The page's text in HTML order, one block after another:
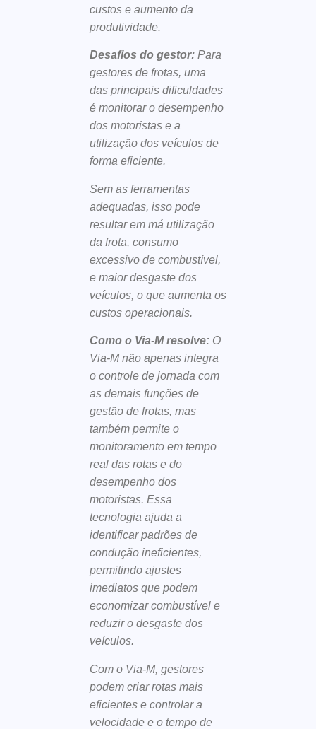
custos e aumento da
produtividade.
Desafios do gestor: Para
gestores de frotas, uma
das principais dificuldades
é monitorar o desempenho
dos motoristas e a
utilização dos veículos de
forma eficiente.
Sem as ferramentas
adequadas, isso pode
resultar em má utilização
da frota, consumo
excessivo de combustível,
e maior desgaste dos
veículos, o que aumenta os
custos operacionais.
Como o Via-M resolve: O
Via-M não apenas integra
o controle de jornada com
as demais funções de
gestão de frotas, mas
também permite o
monitoramento em tempo
real das rotas e do
desempenho dos
motoristas. Essa
tecnologia ajuda a
identificar padrões de
condução ineficientes,
permitindo ajustes
imediatos que podem
economizar combustível e
reduzir o desgaste dos
veículos.
Com o Via-M, gestores
podem criar rotas mais
eficientes e controlar a
velocidade e o tempo de